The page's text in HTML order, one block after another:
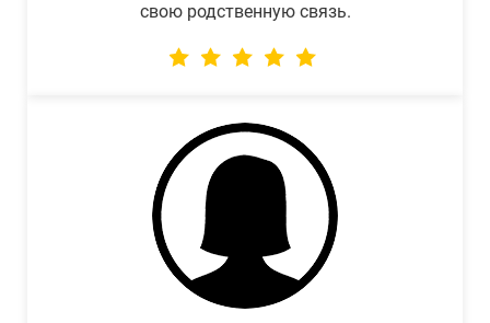
свою родственную связь.